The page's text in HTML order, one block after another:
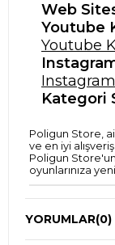
Web
Youtube
Youtube
Kategori
Poligun Store,
ve en iyi
Poligun
oyunlarınıza
YORUMLAR(0)